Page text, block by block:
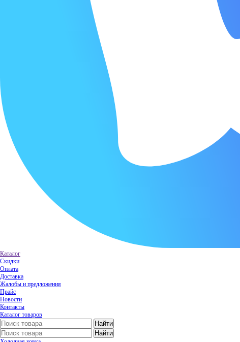
Каталог
Скидки
Оплата
Доставка
Жалобы и предложения
Прайс
Новости
Контакты
Каталог товаров